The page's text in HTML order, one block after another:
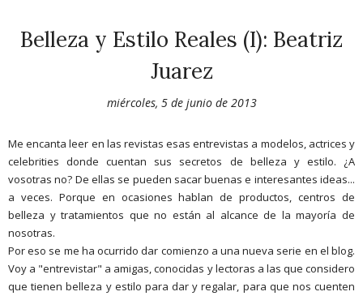
Belleza y Estilo Reales (I): Beatriz
Juarez
miércoles, 5 de junio de 2013
Me encanta leer en las revistas esas entrevistas a modelos, actrices y
celebrities donde cuentan sus secretos de belleza y estilo. ¿A
vosotras no? De ellas se pueden sacar buenas e interesantes ideas...
a veces. Porque en ocasiones hablan de productos, centros de
belleza y tratamientos que no están al alcance de la mayoría de
nosotras.
Por eso se me ha ocurrido dar comienzo a una nueva serie en el blog.
Voy a "entrevistar" a amigas, conocidas y lectoras a las que considero
que tienen belleza y estilo para dar y regalar, para que nos cuenten